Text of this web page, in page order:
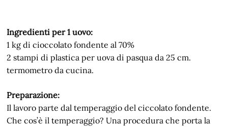
Ingredienti per 1 uovo:
1 kg di cioccolato fondente al 70%
2 stampi di plastica per uova di pasqua da 25 cm.
termometro da cucina.
Preparazione:
Il lavoro parte dal temperaggio del ciccolato fondente.
Che cos’è il temperaggio? Una procedura che porta la